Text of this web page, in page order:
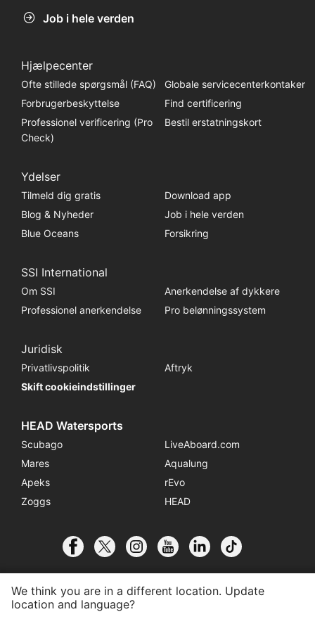
Job i hele verden
Hjælpecenter
Ofte stillede spørgsmål (FAQ)
Globale servicecenterkontaker
Forbrugerbeskyttelse
Find certificering
Professionel verificering (Pro
Check)
Bestil erstatningskort
Ydelser
Tilmeld dig gratis
Download app
Blog & Nyheder
Job i hele verden
Blue Oceans
Forsikring
SSI International
Om SSI
Anerkendelse af dykkere
Professionel anerkendelse
Pro belønningssystem
Juridisk
Privatlivspolitik
Aftryk
Skift cookieindstillinger
HEAD Watersports
Scubago
LiveAboard.com
Mares
Aqualung
Apeks
rEvo
Zoggs
HEAD
We think you are in a different location. Update
location and language?